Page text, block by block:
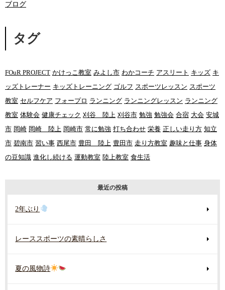
ブログ
タグ
FOuR PROJECT かけっこ教室 みよし市 わかコーチ アスリート キッズ キ
ッズトレーナー キッズトレーニング ゴルフ スポーツレッスン スポーツ
教室 セルフケア フォープロ ランニング ランニングレッスン ランニング
教室 体験会 健康チェック 刈谷 陸上 刈谷市 勉強 勉強会 合宿 大会 安城
市 岡崎 岡崎 陸上 岡崎市 常に勉強 打ち合わせ 栄養 正しい走り方 知立
市 碧南市 習い事 西尾市 豊田 陸上 豊田市 走り方教室 趣味と仕事 身体
の豆知識 進化し続ける 運動教室 陸上教室 食生活
最近の投稿
2年ぶり
レーススポーツの素晴らしさ
夏の風物詩